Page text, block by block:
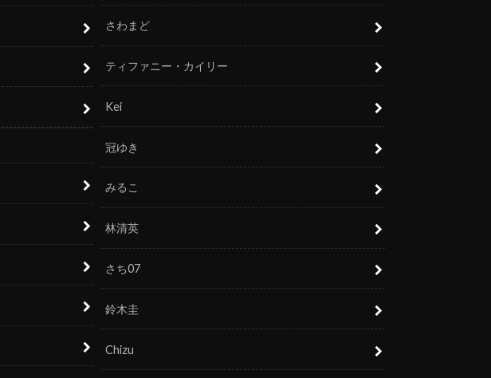
さわまど
ティファニー・カイリー
Kei
冠ゆき
みるこ
林清英
さち07
鈴木圭
Chizu